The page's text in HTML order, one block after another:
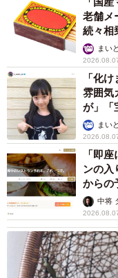
戦する。両クラブの
した川崎製鉄水島サ
ー”だ。ダービーの理
ることだろう。中国
広がっていくことを
老舗メ
続々相
まい
「化
雰囲気
が」「
まい
「即
ンの
からの
中将